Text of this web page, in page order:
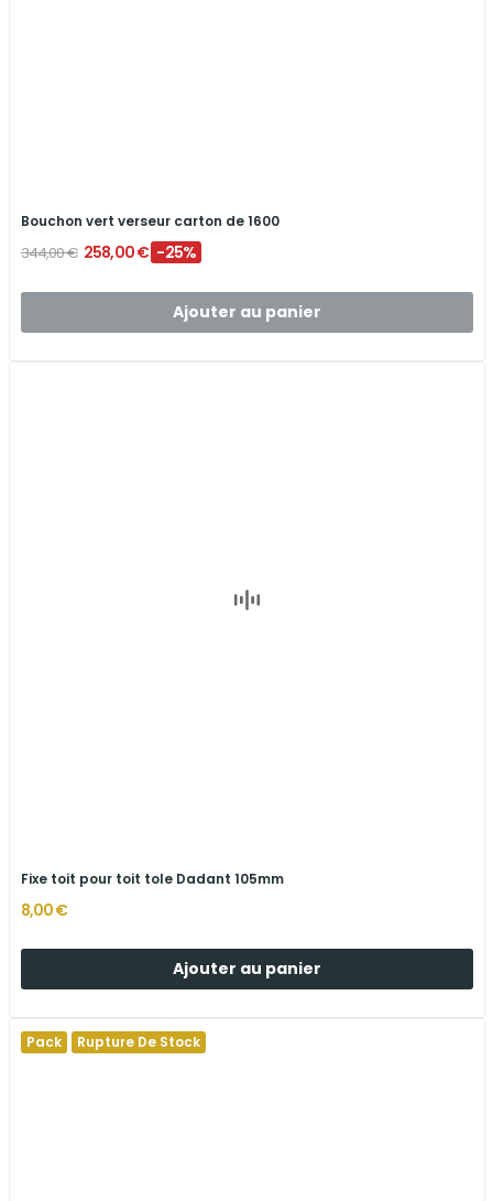
Bouchon vert verseur carton de 1600
344,00 € 258,00 € -25%
Ajouter au panier
Fixe toit pour toit tole Dadant 105mm
8,00 €
Ajouter au panier
Pack Rupture De Stock